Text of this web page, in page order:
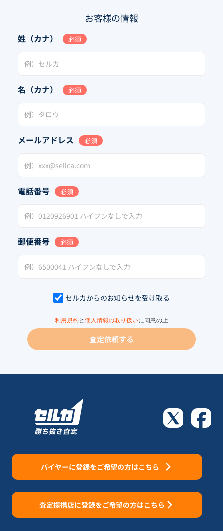
お客様の情報
姓（カナ） 必須
名（カナ） 必須
メールアドレス 必須
電話番号 必須
郵便番号 必須
セルカからのお知らせを受け取る
利用規約と 個人情報の取り扱いに同意の上
査定依頼する
バイヤーに登録をご希望の方はこちら
査定提携店に登録をご希望の方はこちら